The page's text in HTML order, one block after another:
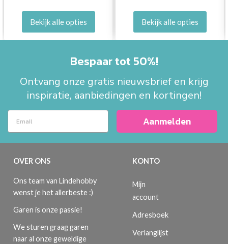
Bekijk alle opties Bekijk alle opties
Bespaar tot 50%!
Ontvang onze gratis nieuwsbrief en krijg
inspiratie, aanbiedingen en kortingen!
Aanmelden
OVER ONS
Ons team van Lindehobby
wenst je het allerbeste :)
Garen is onze passie!
We sturen graag garen
naar al onze geweldige
KONTO
Mijn
account
Adresboek
Verlanglijst